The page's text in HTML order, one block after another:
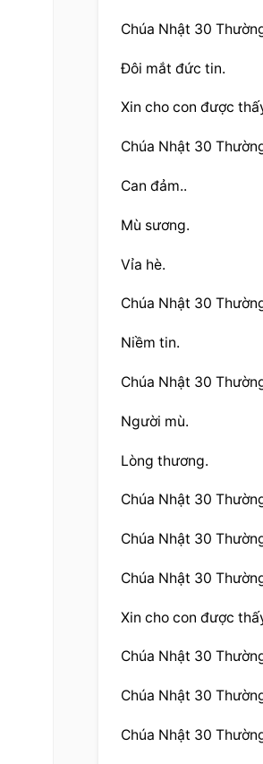
Chúa Nhật 30
Đôi mắt đức tin.
Xin cho con được
Chúa Nhật 30
Can đảm..
Mù sương.
Vỉa hè.
Chúa Nhật 30
Niềm tin.
Chúa Nhật 30
Người mù.
Lòng thương.
Chúa Nhật 30
Chúa Nhật 30
Chúa Nhật 30
Xin cho con được
Chúa Nhật 30
Chúa Nhật 30
Chúa Nhật 30